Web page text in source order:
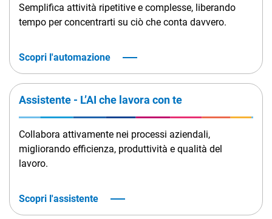
Semplifica attività ripetitive e complesse, liberando
tempo per concentrarti su ciò che conta davvero.
Scopri l'automazione
Assistente - L’AI che lavora con te
Collabora attivamente nei processi aziendali,
migliorando efficienza, produttività e qualità del
lavoro.
Scopri l'assistente